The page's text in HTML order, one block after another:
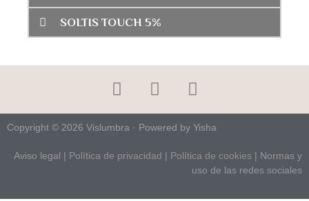
SOLTIS TOUCH 5%
Copyright © 2026 Vislumbra · Powered by Yisha
Aviso legal | Política de privacidad | Política de cookies | Normas y
uso de las redes sociales